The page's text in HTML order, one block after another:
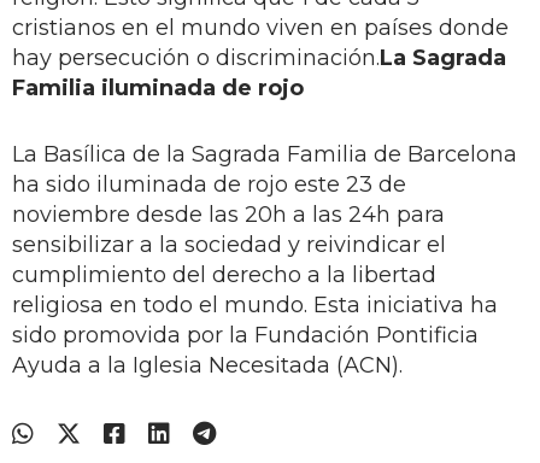
cristianos en el mundo viven en países donde
hay persecución o discriminación.La Sagrada
Familia iluminada de rojo
La Basílica de la Sagrada Familia de Barcelona
ha sido iluminada de rojo este 23 de
noviembre desde las 20h a las 24h para
sensibilizar a la sociedad y reivindicar el
cumplimiento del derecho a la libertad
religiosa en todo el mundo. Esta iniciativa ha
sido promovida por la Fundación Pontificia
Ayuda a la Iglesia Necesitada (ACN).